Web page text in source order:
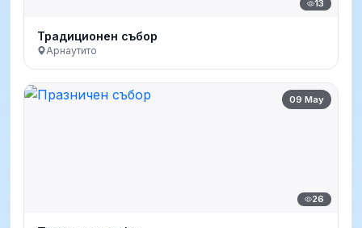
13
Традиционен събор
Арнаутито
09 May
26